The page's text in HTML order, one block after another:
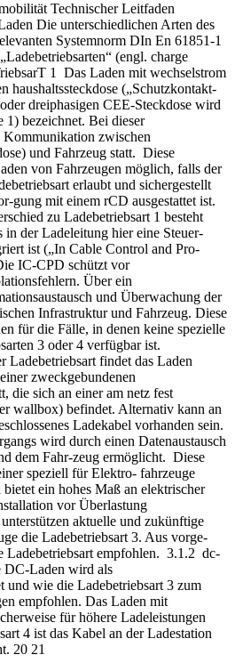
Technischer Leitfaden
Die unterschiedlichen Arten des
Systemnorm DIn En 61851-1
(engl. charge
1 Das Laden mit wechselstrom
haushaltssteckdose („Schutzkontakt-
dreiphasigen CEE-Steckdose wird
1) bezeichnet. Bei dieser
Kommunikation zwischen
und Fahrzeug statt. Diese
von Fahrzeugen möglich, falls der
erlaubt und sichergestellt
gung mit einem rCD ausgestattet ist.
zu Ladebetriebsart 1 besteht
in der Ladeleitung hier eine Steuer-
ist („In Cable Control and Pro-
IC-CPD schützt vor
Über ein
und Überwachung der
Infrastruktur und Fahrzeug. Diese
für die Fälle, in denen keine spezielle
3 oder 4 verfügbar ist.
Ladebetriebsart findet das Laden
zweckgebundenen
die sich an einer am netz fest
wallbox) befindet. Alternativ kann an
Ladekabel vorhanden sein.
wird durch einen Datenaustausch
dem Fahr-zeug ermöglicht. Diese
speziell für Elektro- fahrzeuge
ein hohes Maß an elektrischer
vor Überlastung
aktuelle und zukünftige
die Ladebetriebsart 3. Aus vorge-
Ladebetriebsart empfohlen. 3.1.2 dc-
DC-Laden wird als
und wie die Ladebetriebsart 3 zum
empfohlen. Das Laden mit
für höhere Ladeleistungen
4 ist das Kabel an der Ladestation
20 21